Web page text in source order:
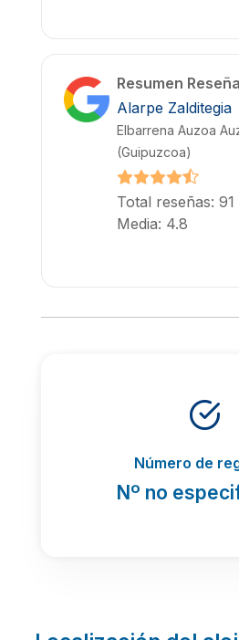
Resumen
Alarpe Zalditegia
Elbarrena Auzoa
(Guipuzcoa)
Total reseñas: 91
Media: 4.8
Número de
Nº no